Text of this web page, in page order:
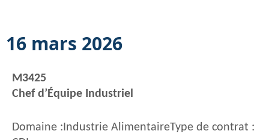
16 mars 2026
M3425
Chef d’Équipe Industriel
Domaine :Industrie AlimentaireType de contrat :